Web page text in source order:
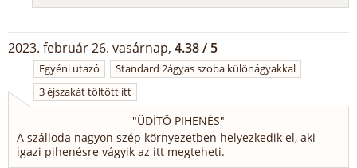
2023. február 26. vasárnap, 4.38 / 5
Egyéni utazó
Standard 2ágyas szoba különágyakkal
3 éjszakát töltött itt
"ÜDÍTŐ PIHENÉS"
A szálloda nagyon szép környezetben helyezkedik el, aki
igazi pihenésre vágyik az itt megteheti.